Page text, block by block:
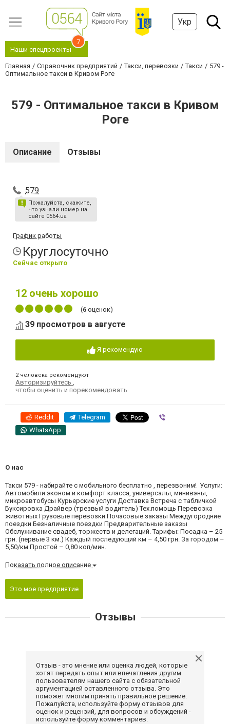
Укр
Наши спецпроекты
7
Главная Справочник предприятий Такси, перевозки Такси
579 -
Оптимальное такси в Кривом Роге
579 - Оптимальное такси в Кривом
Роге
Описание Отзывы
579
Пожалуйста, скажите,
что узнали номер на
сайте 0564.ua
График работы
Круглосуточно
Сейчас открыто
12 очень хорошо
(6 оценок)
39 просмотров в августе
Я рекомендую
2 человека рекомендуют
Авторизируйтесь
чтобы оценить и порекомендовать
Reddit Telegram
WhatsApp
О нас
Такси 579 - набирайте с мобильного бесплатно , перезвоним! Услуги:
Автомобили эконом и комфорт класса, универсалы, минивэны,
микроавтобусы Курьерские услуги Доставка Встреча с табличкой
Буксировка Драйвер (трезвый водитель) Тех.помощь Перевозка
животных Грузовые перевозки Почасовые заказы Междугородние
поездки Безналичные поездки Предварительные заказы
Обслуживание свадеб, торжеств и делегаций. Тарифы: Посадка – 25
грн. (первые 3 км.) Каждый последующий км – 4,50 грн. За городом –
5,50/км Простой – 0,80 коп/мин.
Показать полное описание
Это мое предприятие
Отзывы
Отзыв - это мнение или оценка людей, которые
хотят передать опыт или впечатления другим
пользователям нашего сайта с обязательной
аргументацией оставленного отзыва. Это
поможет многим принять правильное решение.
Пожалуйста, используйте форму отзывов для
оценок и рецензий, для вопросов и обсуждений -
используйте форму комментариев.